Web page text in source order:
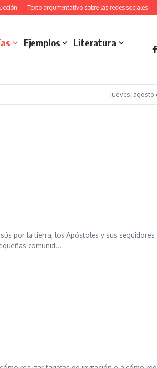
Texto argumentativo sobre las redes sociales
Ejemplos
Literatura
jueves, agosto
por la tierra, los Apóstoles y sus seguidores
comunid...